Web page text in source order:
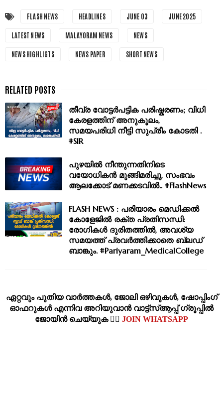
FLASH NEWS HEADLINES JUNE 03 JUNE 2025
LATEST NEWS MALAYORAM NEWS NEWS
NEWS HIGHLIGTS NEWS PAPER SHORT NEWS
തീവ്ര വോട്ടർപട്ടിക പരിഷ്കരണം; വിധി
കേരളത്തിന് അനുകൂലം,
സമയപരിധി നീട്ടി സുപ്രീം കോടതി .
#SIR
പുഴയിൽ നീന്തുന്നതിനിടെ
വയോധികൻ മുങ്ങിമരിച്ചു, സംഭവം
ആലക്കോട് മണക്കടവിൽ.. #FlashNews
FLASH NEWS : പരിയാരം മെഡിക്കൽ
കോളേജിൽ രക്ത പ്രതിസന്ധി:
രോഗികൾ ദുരിതത്തിൽ, അവശ്യ
സമയത്ത് പ്രവർത്തിക്കാതെ ബ്ലഡ്
ബാങ്കും. #Pariyaram_MedicalCollege
ഏറ്റവും പുതിയ വാര്‍ത്തകള്‍, ജോലി ഒഴിവുകള്‍, ഷോപ്പിംഗ്‌
ഓഫറുകള്‍ എന്നിവ അറിയുവാന്‍ വാട്ട്സ്ആപ്പ് ഗ്രൂപ്പില്‍
ജോയിന്‍ ചെയ്യുക 👉🏽 JOIN WHATSAPP